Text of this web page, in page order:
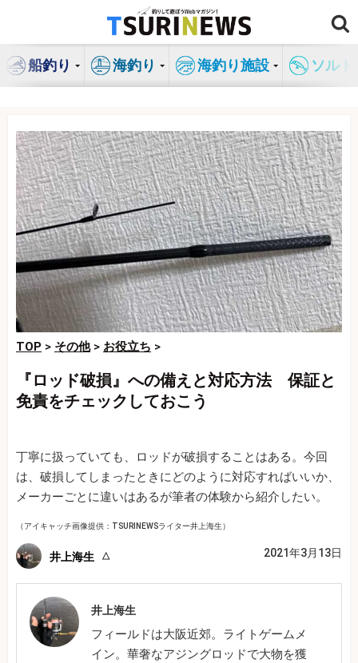
ン
船釣り 海釣り 海釣り施設 ソル
TOP > その他> お役立ち >
『ロッド破損』への備えと対応方法 保証と
免責をチェックしておこう
丁寧に扱っていても、ロッドが破損することはある。今回
は、破損してしまったときにどのように対応すればいいか、
メーカーごとに違いはあるが筆者の体験から紹介したい。
（アイキャッチ画像提供：TSURINEWSライター井上海生）
井上海生 2021年3月13日
井上海生
フィールドは大阪近郊。ライトゲームメ
イン。華奢なアジングロッドで大物を獲